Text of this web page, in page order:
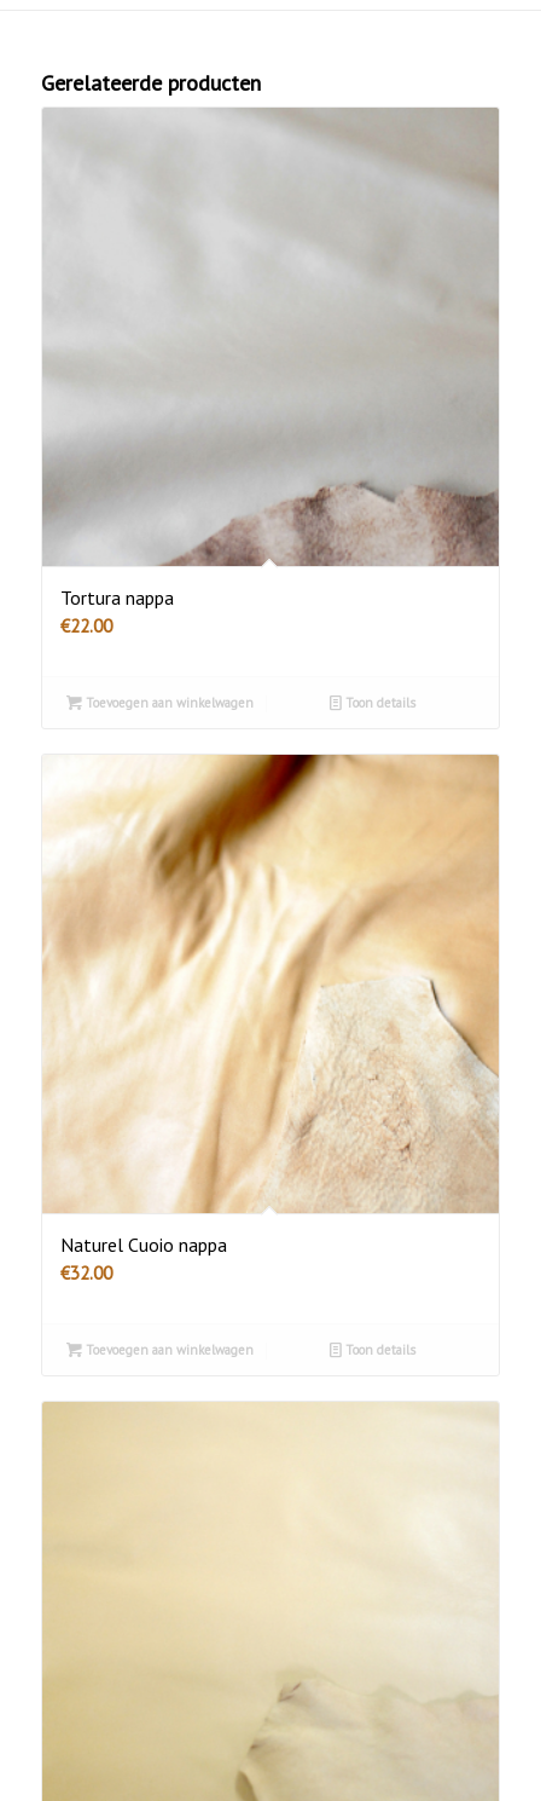
Gerelateerde producten
Tortura nappa
€22.00
Toevoegen aan winkelwagen Toon details
Naturel Cuoio nappa
€32.00
Toevoegen aan winkelwagen Toon details